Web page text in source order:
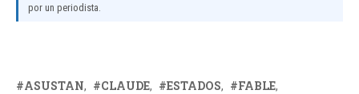
por un periodista.
ASUSTAN CLAUDE ESTADOS
FABLE